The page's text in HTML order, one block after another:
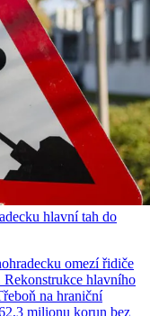
hlavní tah do
omezí řidiče
hlavního
na hraniční
milionu korun bez